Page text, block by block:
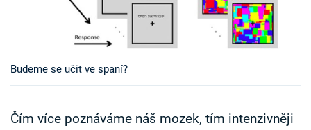
TV Program
Sledujte prima+
Přihlášení
Budeme se učit ve spaní?
Čím více poznáváme náš mozek, tím intenzivněji